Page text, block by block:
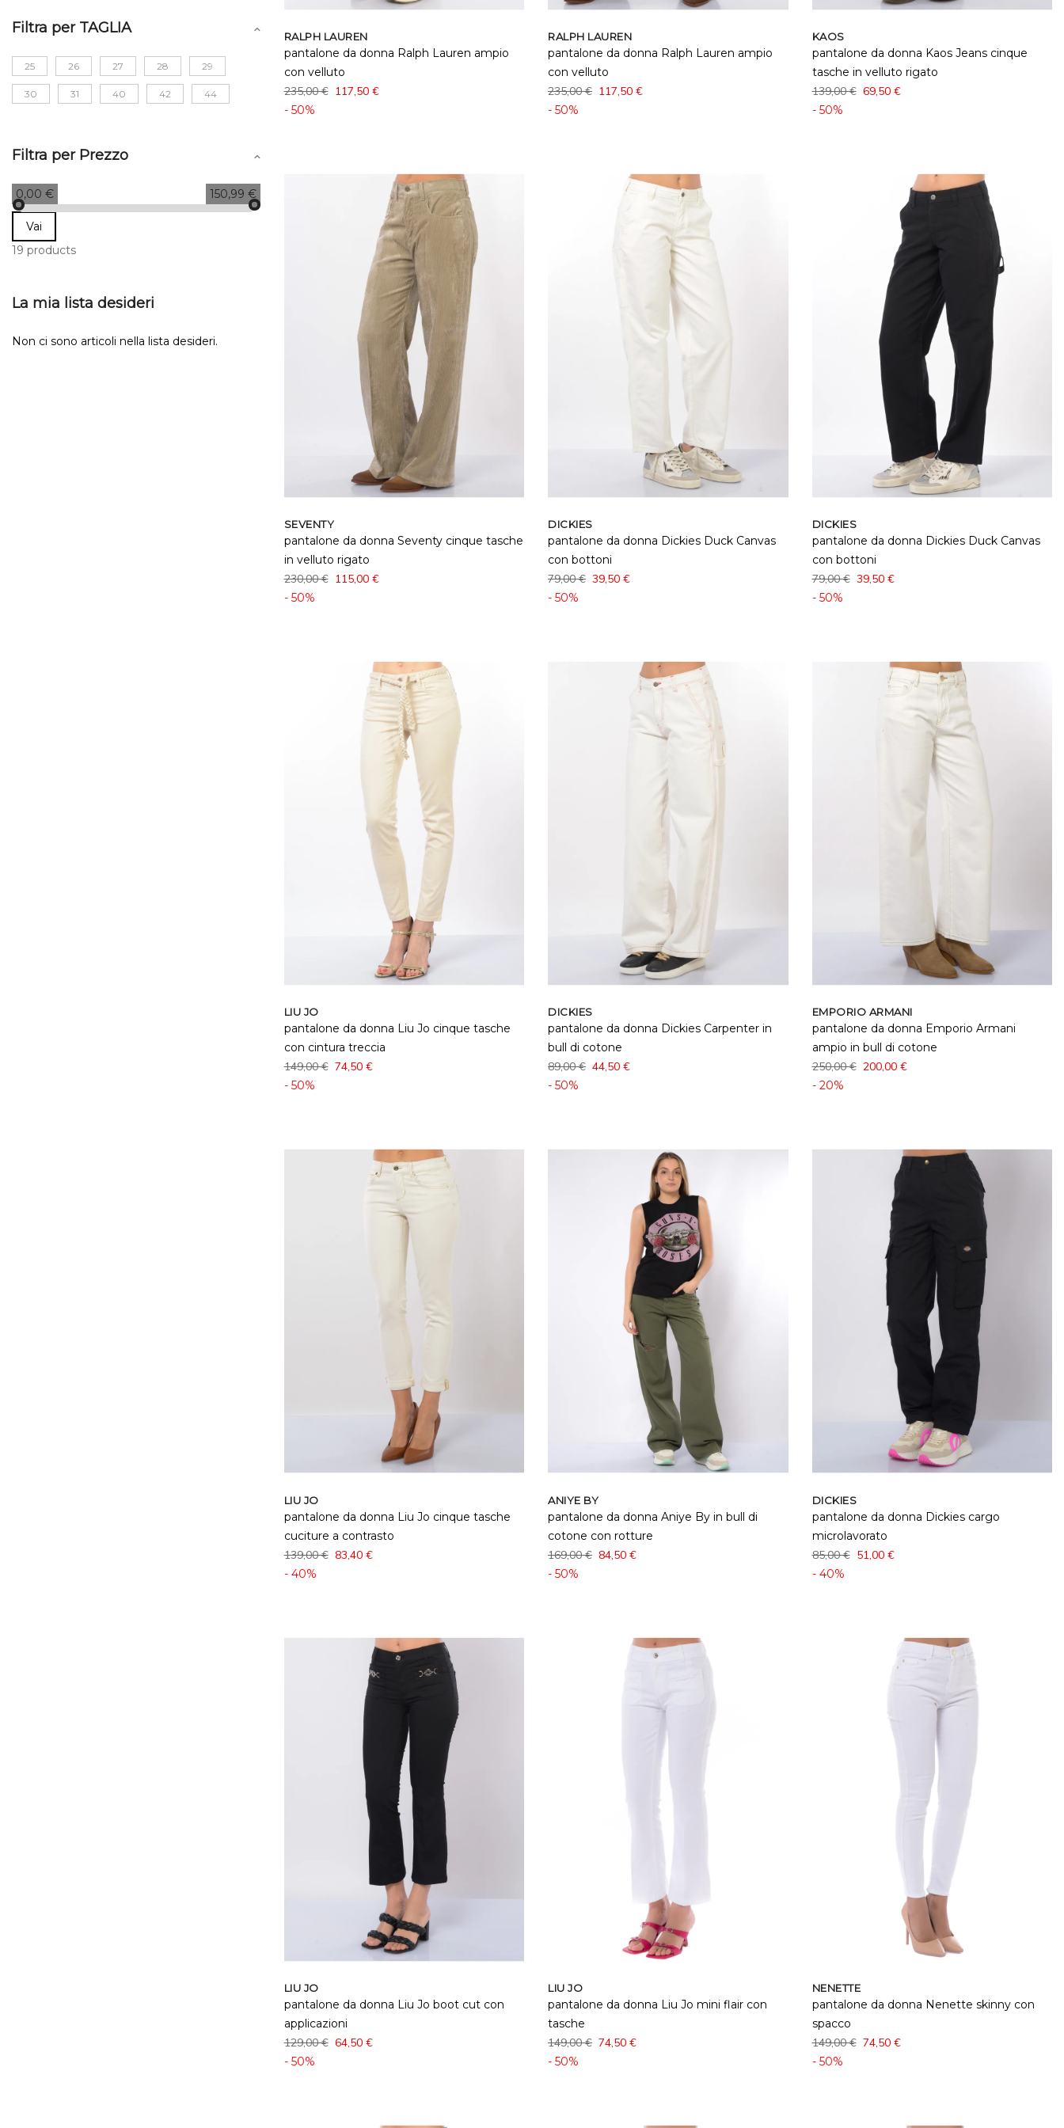
RALPH LAUREN
pantalone da donna Ralph Lauren ampio
con velluto
235,00 € 117,50 €
- 50%
RALPH LAUREN
pantalone da donna Ralph Lauren ampio
con velluto
235,00 € 117,50 €
- 50%
KAOS
pantalone da donna Kaos Jeans cinque
tasche in velluto rigato
139,00 € 69,50 €
- 50%
SEVENTY
pantalone da donna Seventy cinque tasche
in velluto rigato
230,00 € 115,00 €
- 50%
DICKIES
pantalone da donna Dickies Duck Canvas
con bottoni
79,00 € 39,50 €
- 50%
DICKIES
pantalone da donna Dickies Duck Canvas
con bottoni
79,00 € 39,50 €
- 50%
LIU JO
pantalone da donna Liu Jo cinque tasche
con cintura treccia
149,00 € 74,50 €
- 50%
DICKIES
pantalone da donna Dickies Carpenter in
bull di cotone
89,00 € 44,50 €
- 50%
EMPORIO ARMANI
pantalone da donna Emporio Armani
ampio in bull di cotone
250,00 € 200,00 €
- 20%
LIU JO
pantalone da donna Liu Jo cinque tasche
cuciture a contrasto
139,00 € 83,40 €
- 40%
ANIYE BY
pantalone da donna Aniye By in bull di
cotone con rotture
169,00 € 84,50 €
- 50%
DICKIES
pantalone da donna Dickies cargo
microlavorato
85,00 € 51,00 €
- 40%
LIU JO
pantalone da donna Liu Jo boot cut con
applicazioni
129,00 € 64,50 €
- 50%
LIU JO
pantalone da donna Liu Jo mini flair con
tasche
149,00 € 74,50 €
- 50%
NENETTE
pantalone da donna Nenette skinny con
spacco
149,00 € 74,50 €
- 50%
Filtra per TAGLIA
25 26 27 28 29
30 31 40 42 44
Filtra per Prezzo
0,00 € 150,99 €
Vai
19 products
La mia lista desideri
Non ci sono articoli nella lista desideri.